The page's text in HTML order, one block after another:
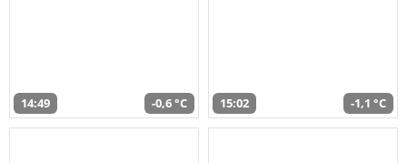
14:49 -0,6 °C 15:02 -1,1 °C